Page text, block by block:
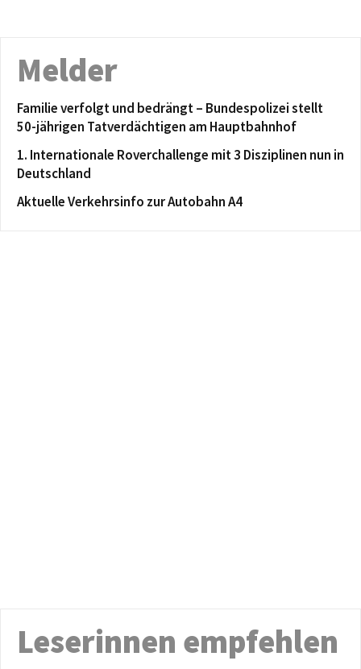
Melder
Familie verfolgt und bedrängt – Bundespolizei stellt
50-jährigen Tatverdächtigen am Hauptbahnhof
1. Internationale Roverchallenge mit 3 Disziplinen nun in
Deutschland
Aktuelle Verkehrsinfo zur Autobahn A4
Leserinnen empfehlen